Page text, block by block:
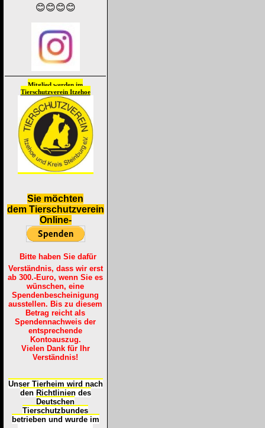
😊😊😊😊
Mitglied werden im
Tierschutzverein Itzehoe
Sie möchten
dem Tierschutzverein
Online-
Bitte haben Sie dafür
Verständnis, dass wir erst
ab 300.-Euro, wenn Sie es
wünschen, eine
Spendenbescheinigung
ausstellen. Bis zu diesem
Betrag reicht als
Spendennachweis der
entsprechende
Kontoauszug.
Vielen Dank für Ihr
Verständnis!
Unser Tierheim wird nach
den Richtlinien des
Deutschen
Tierschutzbundes
betrieben und wurde im